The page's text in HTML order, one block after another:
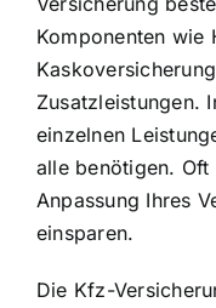
Komponenten wie
Zusatzleistungen.
einzelnen
alle benötigen.
Anpassung Ihres
einsparen.
Die Kfz-